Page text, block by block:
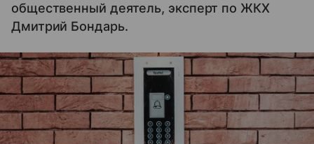
общественный деятель, эксперт по ЖКХ
Дмитрий Бондарь.